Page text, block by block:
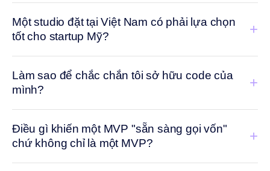
Một studio đặt tại Việt Nam có phải lựa chọn
tốt cho startup Mỹ?
+
Làm sao để chắc chắn tôi sở hữu code của
mình?
+
Điều gì khiến một MVP "sẵn sàng gọi vốn"
chứ không chỉ là một MVP?
+